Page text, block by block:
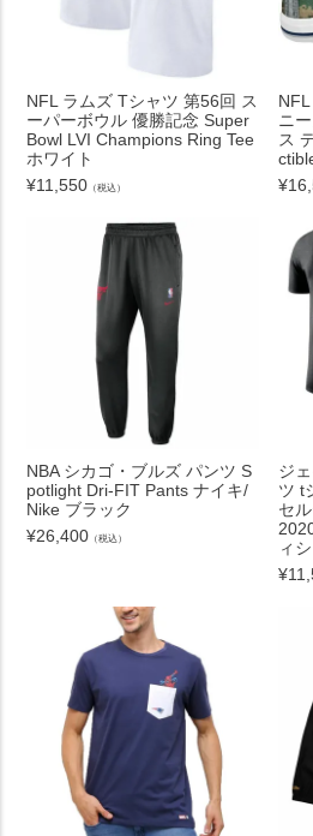
NFL ラムズ Tシャツ 第56回 ス
ーパーボウル 優勝記念 Super
Bowl LVI Champions Ring Tee
ホワイト
¥11,550 （税込）
ニ
ス
¥
NBA シカゴ・ブルズ パンツ S
potlight Dri-FIT Pants ナイキ/
Nike ブラック
¥26,400 （税込）
ジ
ツ t
セ
ィ
¥